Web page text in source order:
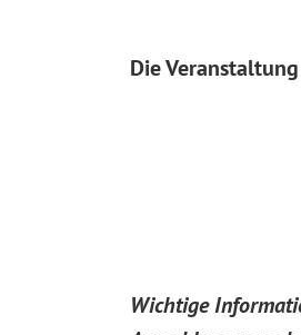
Die
Wichtige